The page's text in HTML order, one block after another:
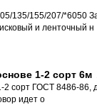
135/155/207/*6050
и ленточный н
1-2 сорт 6м
сорт ГОСТ 8486-86,
идет о